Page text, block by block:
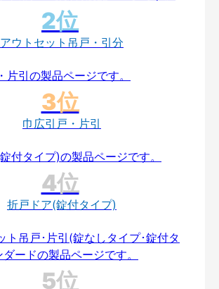
アウトセット吊戸・引分
巾広引戸・片引
折戸ドア(錠付タイプ)